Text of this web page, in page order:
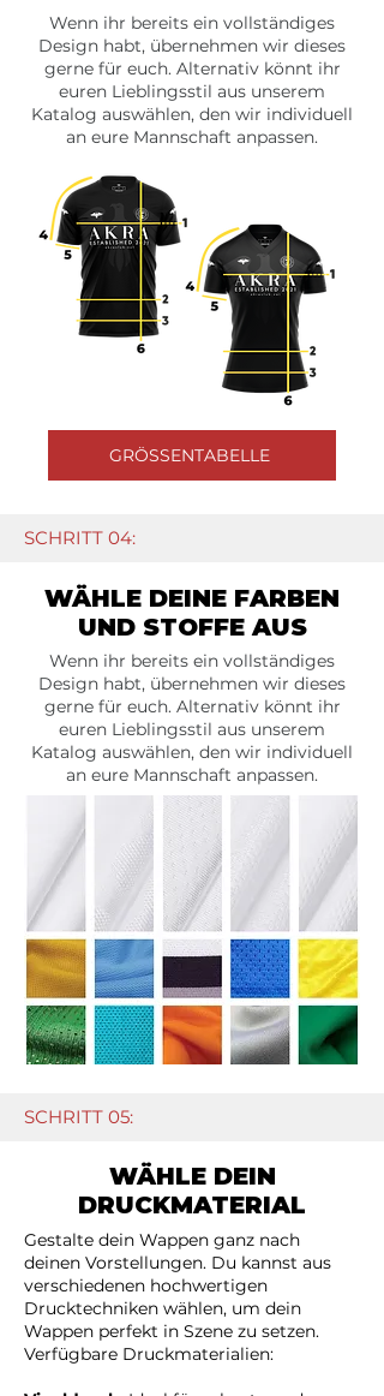
Wenn ihr bereits ein vollständiges
Design habt, übernehmen wir dieses
gerne für euch. Alternativ könnt ihr
euren Lieblingsstil aus unserem
Katalog auswählen, den wir individuell
an eure Mannschaft anpassen.
GRÖSSENTABELLE
SCHRITT 04:
WÄHLE DEINE FARBEN
UND STOFFE AUS
Wenn ihr bereits ein vollständiges
Design habt, übernehmen wir dieses
gerne für euch. Alternativ könnt ihr
euren Lieblingsstil aus unserem
Katalog auswählen, den wir individuell
an eure Mannschaft anpassen.
SCHRITT 05:
WÄHLE DEIN
DRUCKMATERIAL
Gestalte dein Wappen ganz nach
deinen Vorstellungen. Du kannst aus
verschiedenen hochwertigen
Drucktechniken wählen, um dein
Wappen perfekt in Szene zu setzen.
Verfügbare Druckmaterialien: